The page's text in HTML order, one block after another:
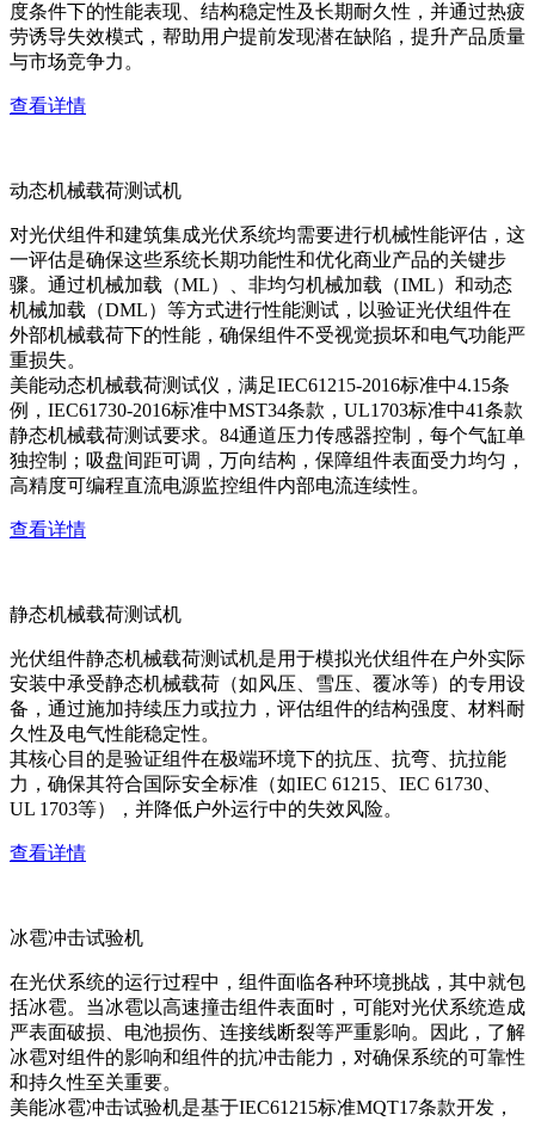
度条件下的性能表现、结构稳定性及长期耐久性，并通过热疲
劳诱导失效模式，帮助用户提前发现潜在缺陷，提升产品质量
与市场竞争力。
查看详情
动态机械载荷测试机
对光伏组件和建筑集成光伏系统均需要进行机械性能评估，这
一评估是确保这些系统长期功能性和优化商业产品的关键步
骤。通过机械加载（ML）、非均匀机械加载（IML）和动态
机械加载（DML）等方式进行性能测试，以验证光伏组件在
外部机械载荷下的性能，确保组件不受视觉损坏和电气功能严
重损失。
美能动态机械载荷测试仪，满足IEC61215-2016标准中4.15条
例，IEC61730-2016标准中MST34条款，UL1703标准中41条款
静态机械载荷测试要求。84通道压力传感器控制，每个气缸单
独控制；吸盘间距可调，万向结构，保障组件表面受力均匀，
高精度可编程直流电源监控组件内部电流连续性。
查看详情
静态机械载荷测试机
光伏组件静态机械载荷测试机是用于模拟光伏组件在户外实际
安装中承受静态机械载荷（如风压、雪压、覆冰等）的专用设
备，通过施加持续压力或拉力，评估组件的结构强度、材料耐
久性及电气性能稳定性。
其核心目的是验证组件在极端环境下的抗压、抗弯、抗拉能
力，确保其符合国际安全标准（如IEC 61215、IEC 61730、
UL 1703等），并降低户外运行中的失效风险。
查看详情
冰雹冲击试验机
在光伏系统的运行过程中，组件面临各种环境挑战，其中就包
括冰雹。当冰雹以高速撞击组件表面时，可能对光伏系统造成
严表面破损、电池损伤、连接线断裂等严重影响。因此，了解
冰雹对组件的影响和组件的抗冲击能力，对确保系统的可靠性
和持久性至关重要。
美能冰雹冲击试验机是基于IEC61215标准MQT17条款开发，